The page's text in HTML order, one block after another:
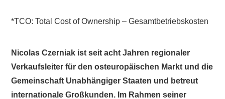
*TCO: Total Cost of Ownership – Gesamtbetriebskosten
Nicolas Czerniak ist seit acht Jahren regionaler
Verkaufsleiter für den osteuropäischen Markt und die
Gemeinschaft Unabhängiger Staaten und betreut
internationale Großkunden. Im Rahmen seiner